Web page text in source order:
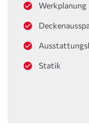
Werkplanung
Statik